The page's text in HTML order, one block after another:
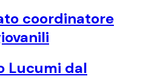
coordinatore
Lucumi dal